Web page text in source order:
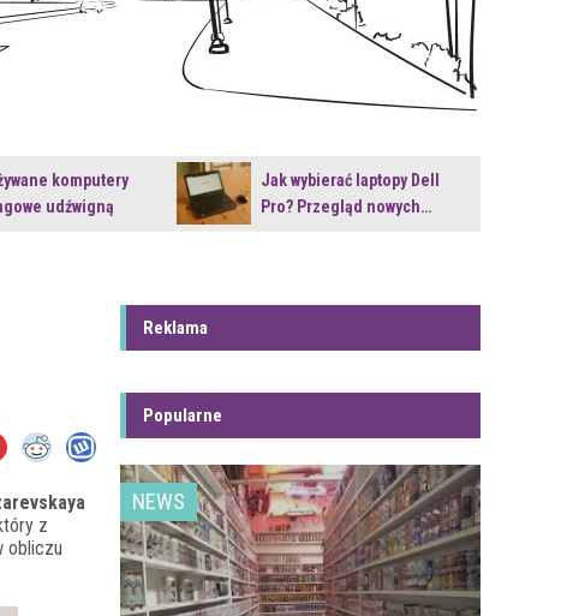
komputery
udźwigną
Jak wybierać laptopy Dell
Pro? Przegląd nowych…
z
obliczu
Reklama
Popularne
NEWS